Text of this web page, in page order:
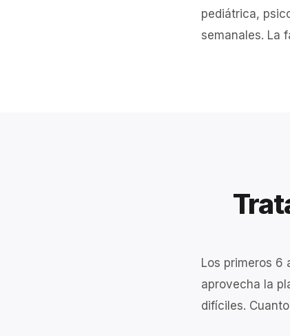
pediátrica,
semanales. La
Los primeros 6
aprovecha la
difíciles.